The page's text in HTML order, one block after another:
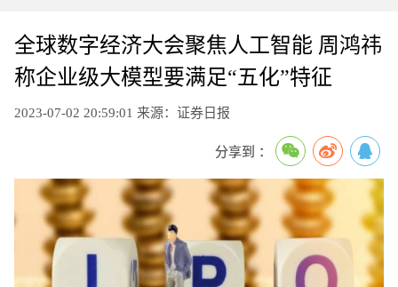
全球数字经济大会聚焦人工智能 周鸿祎
称企业级大模型要满足“五化”特征
2023-07-02 20:59:01 来源：证券日报
分享到 ：